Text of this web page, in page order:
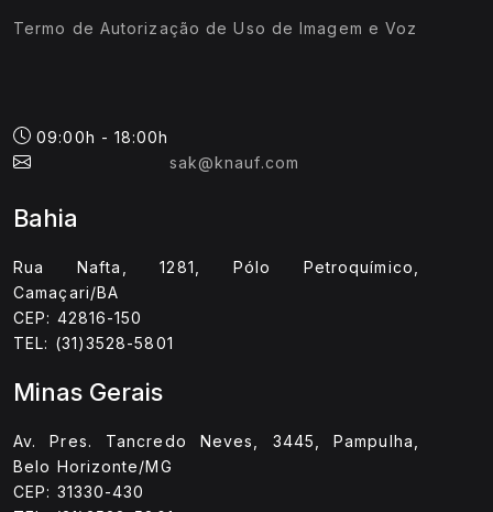
Termo de Autorização de Uso de Imagem e Voz
09:00h - 18:00h
sak@knauf.com
Bahia
Rua Nafta, 1281, Pólo Petroquímico,
Camaçari/BA
CEP: 42816-150
TEL: (31)3528-5801
Minas Gerais
Av. Pres. Tancredo Neves, 3445, Pampulha,
Belo Horizonte/MG
CEP: 31330-430